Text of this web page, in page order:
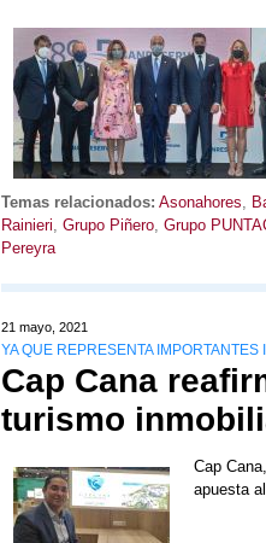
Temas relacionados: Asonahores,
Rainieri, Grupo Piñero, Grupo
Pereyra
21 mayo, 2021
YA QUE REPRESENTA
Cap Cana
turismo
Cap
apuesta